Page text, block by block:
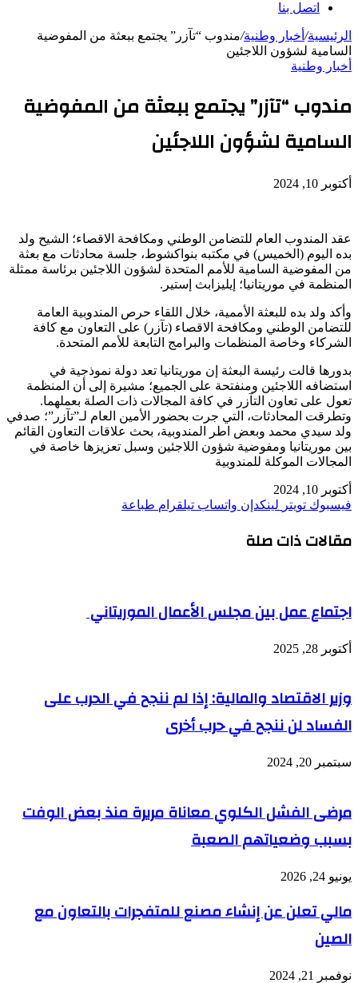
اتصل بنا
الرئيسية/ أخبار وطنية/مندوب “تآزر” يجتمع ببعثة من المفوضية
السامية لشؤون اللاجئين
أخبار وطنية
مندوب “تآزر” يجتمع ببعثة من المفوضية
السامية لشؤون اللاجئين
أكتوبر 10, 2024
عقد المندوب العام للتضامن الوطني ومكافحة الاقصاء؛ الشيح ولد
بده اليوم (الخميس) في مكتبه بنواكشوط، جلسة محادثات مع بعثة
من المفوضية السامية للأمم المتحدة لشؤون اللاجئين برئاسة ممثلة
المنظمة في موريتانيا؛ إيليزابث إستير.
وأكد ولد بده للبعثة الأممية، خلال اللقاء حرص المندوبية العامة
للتضامن الوطني ومكافحة الاقصاء (تآزر) على التعاون مع كافة
الشركاء وخاصة المنظمات والبرامج التابعة للأمم المتحدة.
بدورها قالت رئيسة البعثة إن موريتانيا تعد دولة نموذجية في
استضافه اللاجئين ومنفتحة على الجميع؛ مشيرة إلى أن المنظمة
تعول على تعاون التآزر في كافة المجالات ذات الصلة بعملهما.
وتطرقت المحادثات، التي جرت بحضور الأمين العام لـ”تآزر”؛ صدفي
ولد سيدي محمد وبعض اطر المندوبية، بحث علاقات التعاون القائم
بين موريتانيا ومفوضية شؤون اللاجئين وسبل تعزيزها خاصة في
المجالات الموكلة للمندوبية
أكتوبر 10, 2024
فيسبوك تويتر لينكدإن واتساب تيلقرام طباعة
مقالات ذات صلة
اجتماع عمل بين مجلس الأعمال الموريتاني
أكتوبر 28, 2025
وزير الاقتصاد والمالية: إذا لم ننجح في الحرب على
الفساد لن ننجح في حرب أخرى
سبتمبر 20, 2024
مرضى الفشل الكلوي معاناة مريرة منذ بعض الوفت
بسبب وضعياتهم الصعبة
يونيو 24, 2026
مالي تعلن عن إنشاء مصنع للمتفجرات بالتعاون مع
الصين
نوفمبر 21, 2024